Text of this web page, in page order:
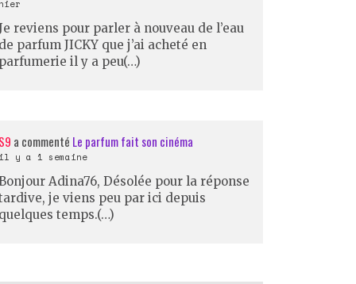
reviens pour parler à nouveau de l’eau
parfum JICKY que j’ai acheté en
il y a peu(…)
a commenté Le parfum fait son cinéma
y a 1 semaine
Adina76, Désolée pour la réponse
je viens peu par ici depuis
temps.(…)